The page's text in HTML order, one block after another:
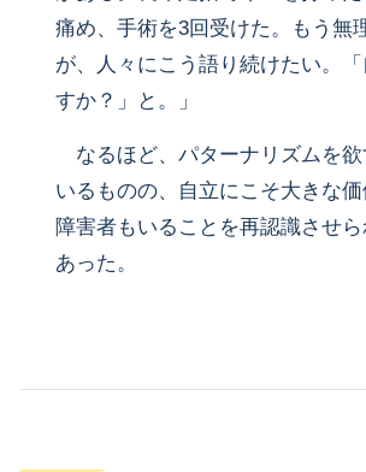
痛め、手術を3回受けた。もう無
が、人々にこう語り続けたい。「
すか？」と。」
なるほど、パターナリズムを欲
いるものの、自立にこそ大きな
障害者もいることを再認識させ
あった。